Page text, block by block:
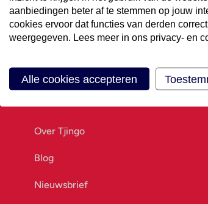
Vraag offerte aan
Ons bedrijf
Over Tjingo
Blog
Nieuwsbrief
aanbiedingen beter af te stemmen op jouw
cookies ervoor dat functies van derden
weergegeven. Lees meer in ons privacy- en
Alle cookies accepteren